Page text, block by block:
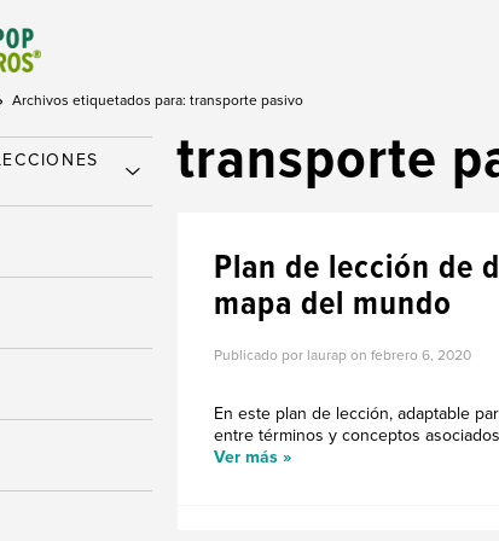
Archivos etiquetados para: transporte pasivo
transporte
Plan de lección de
mapa del mundo
Publicado por laurap on febrero 6, 2020
En este plan de lección, adaptable
entre términos y conceptos
Ver más »